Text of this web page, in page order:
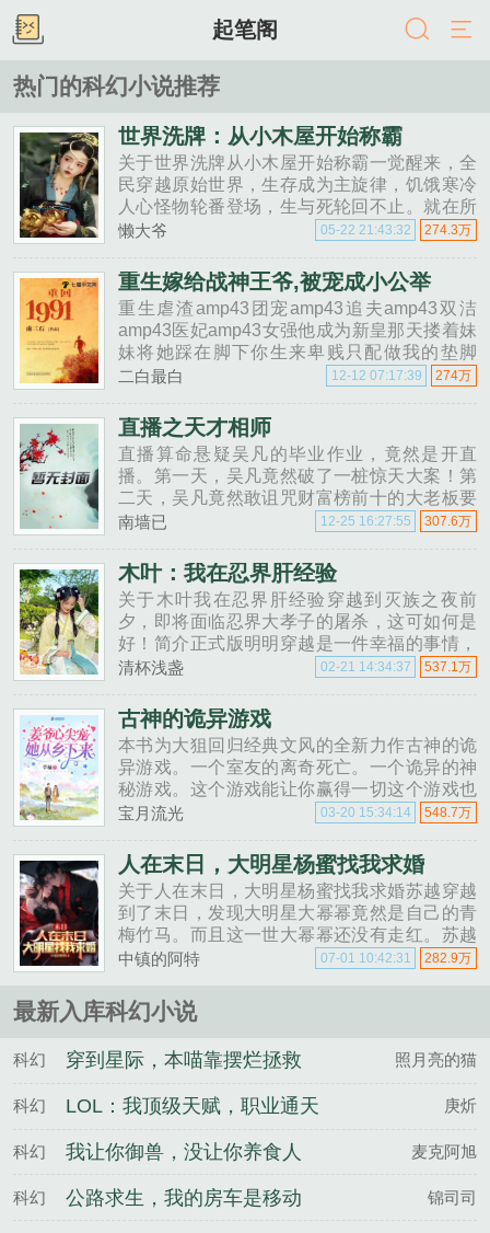
起笔阁
热门的科幻小说推荐
世界洗牌：从小木屋开始称霸
关于世界洗牌从小木屋开始称霸一觉醒来，全
民穿越原始世界，生存成为主旋律，饥饿寒冷
人心怪物轮番登场，生与死轮回不止。就在所
有人一片迷茫时，却突然被告知是一场游戏。
的传......
懒大爷 274.3万
05-22 21:43:32
重生嫁给战神王爷,被宠成小公举
重生虐渣amp43团宠amp43追夫amp43双洁
amp43医妃amp43女强他成为新皇那天搂着妹
妹将她踩在脚下你生来卑贱只配做我的垫脚
石！被凌辱被虐杀被屠尽满门她含恨而死。死
二白最白 274万
12-12 07:17:39
直播之天才相师
直播算命悬疑吴凡的毕业作业，竟然是开直
播。第一天，吴凡竟然破了一桩惊天大案！第
二天，吴凡竟然敢诅咒财富榜前十的大老板要
破产！第三天，吴凡劝小妹妹不要追星，这个
世界末日的预言，是真......
南墙已 307.6万
12-25 16:27:55
木叶：我在忍界肝经验
关于木叶我在忍界肝经验穿越到灭族之夜前
夕，即将面临忍界大孝子的屠杀，这可如何是
好！简介正式版明明穿越是一件幸福的事情，
进入熟悉的世界更是让人欣喜。这双份的快乐
么，我所在的宇智波马上要被灭......
清杯浅盏 537.1万
02-21 14:34:37
古神的诡异游戏
本书为大狙回归经典文风的全新力作古神的诡
异游戏。一个室友的离奇死亡。一个诡异的神
秘游戏。这个游戏能让你赢得一切这个游戏也
能让你输的万劫不复。唯一的问题是你敢玩
宝月流光 548.7万
03-20 15:34:14
人在末日，大明星杨蜜找我求婚
关于人在末日，大明星杨蜜找我求婚苏越穿越
到了末日，发现大明星大幂幂竟然是自己的青
梅竹马。而且这一世大幂幂还没有走红。苏越
获得了系统空间，得知末日即将降临，立即带
的末日安全屋。别人冻死，我们整......
中镇的阿特 282.9万
07-01 10:42:31
最新入库科幻小说
科幻
穿到星际，本喵靠摆烂拯救
全人类
照月亮的猫
科幻
LOL：我顶级天赋，职业通天
代
庚炘
科幻
我让你御兽，没让你养食人
花啊
麦克阿旭
科幻
公路求生，我的房车是移动
锦司司